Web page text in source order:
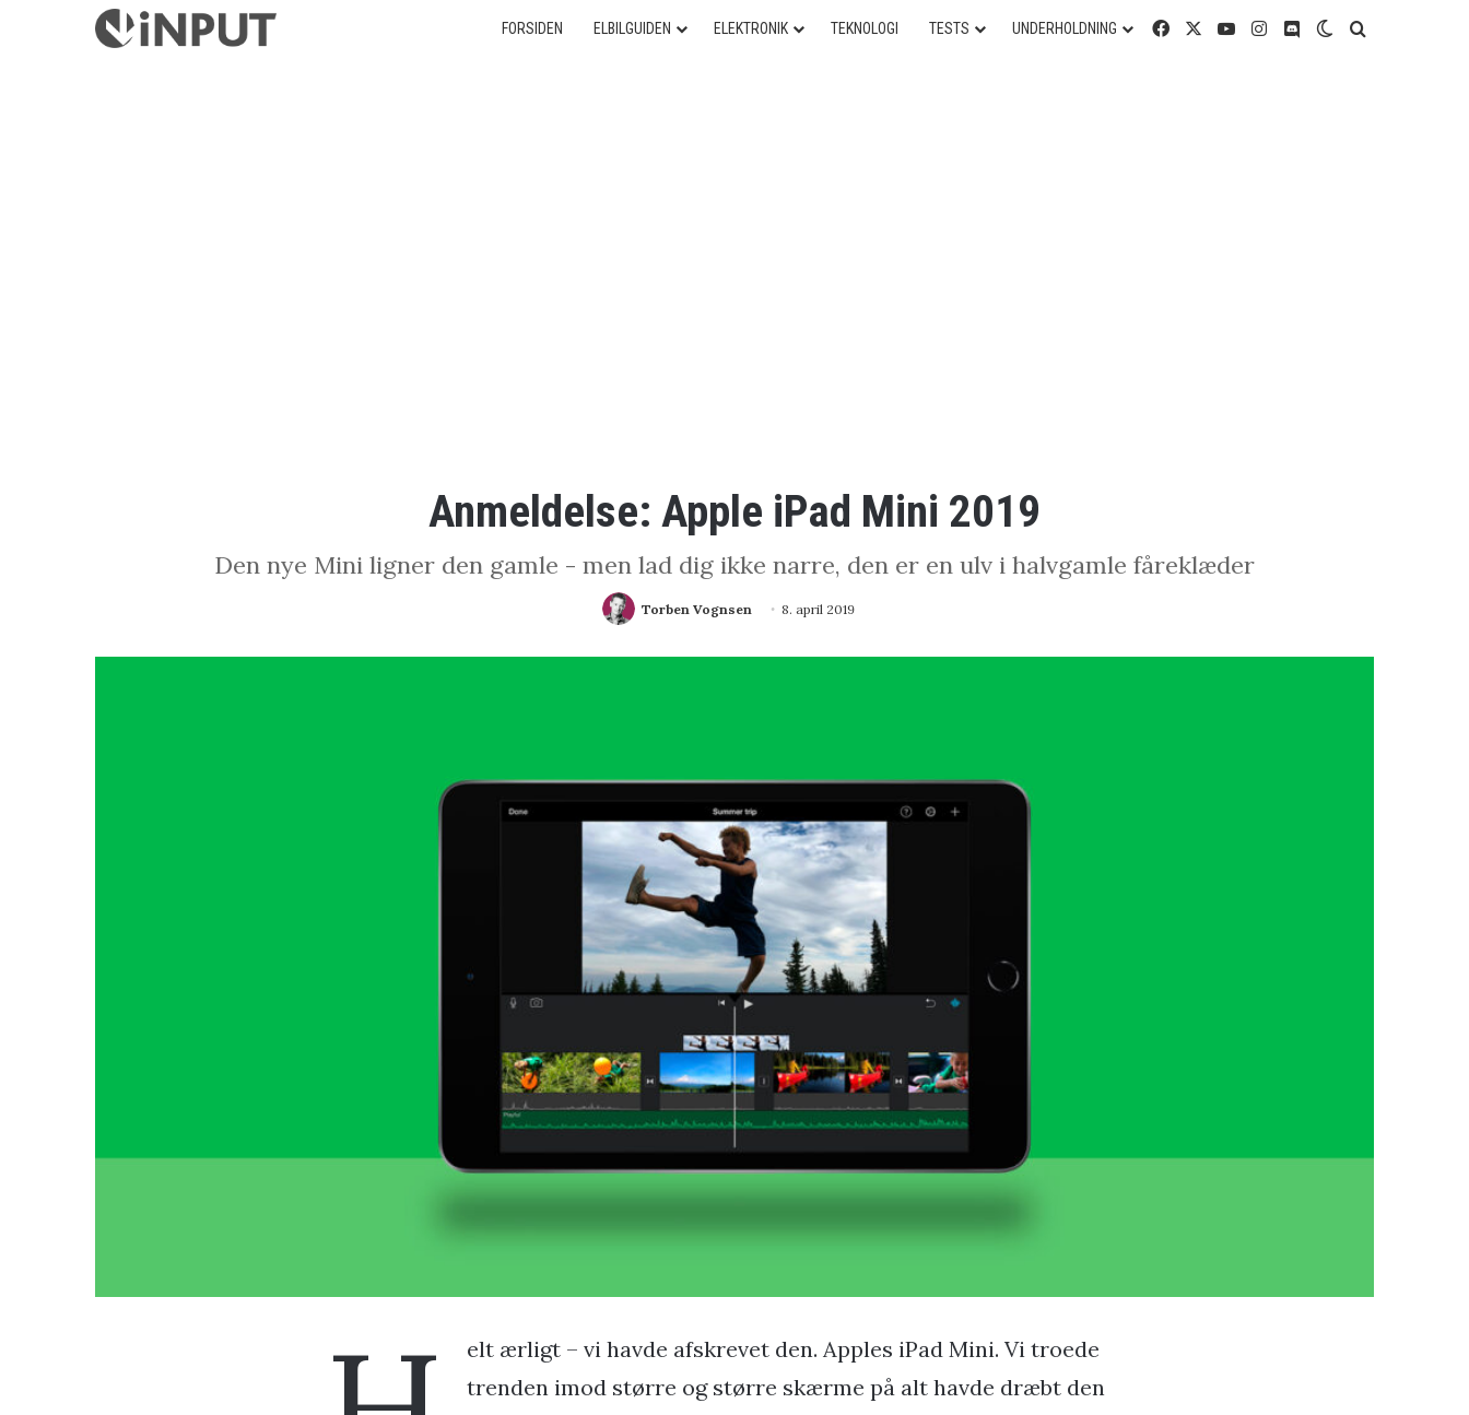
FORSIDEN ELBILGUIDEN ELEKTRONIK TEKNOLOGI TESTS UNDERHOLDNING FacebookYouTubeInstagram
DiscordSwitch skin
Anmeldelse: Apple iPad Mini 2019
Den nye Mini ligner den gamle - men lad dig ikke narre, den er en ulv i halvgamle fåreklæder
Torben Vognsen 8. april 2019
elt ærligt – vi havde afskrevet den. Apples iPad Mini. Vi troede
trenden imod større og større skærme på alt havde dræbt den